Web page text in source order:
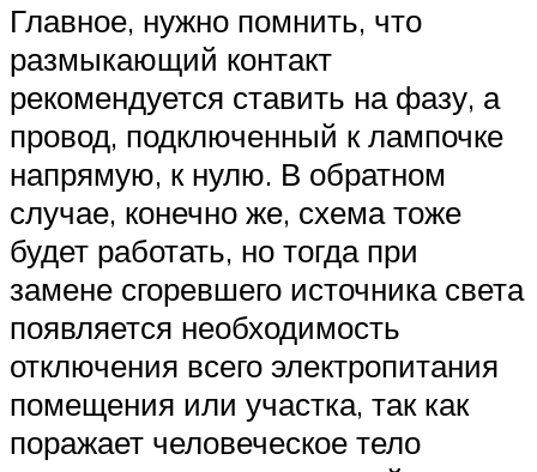
Главное, нужно помнить, что
размыкающий контакт
рекомендуется ставить на фазу, а
провод, подключенный к лампочке
напрямую, к нулю. В обратном
случае, конечно же, схема тоже
будет работать, но тогда при
замене сгоревшего источника света
появляется необходимость
отключения всего электропитания
помещения или участка, так как
поражает человеческое тело